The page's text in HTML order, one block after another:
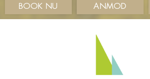
BOOK NU ANMOD